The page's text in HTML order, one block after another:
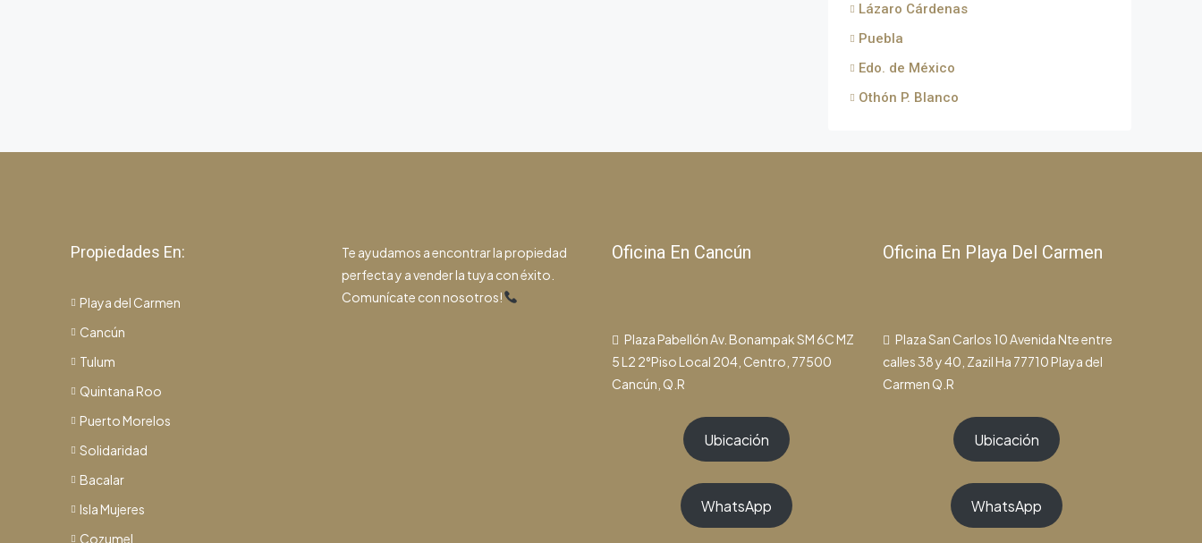
Lázaro Cárdenas
Puebla
Edo. de México
Othón P. Blanco
Propiedades En:
Playa del Carmen
Cancún
Tulum
Quintana Roo
Puerto Morelos
Solidaridad
Bacalar
Isla Mujeres
Cozumel
Te ayudamos a encontrar la propiedad
perfecta y a vender la tuya con éxito.
Comunícate con nosotros!
Oficina En Cancún
Plaza Pabellón Av. Bonampak SM 6C MZ
5 L2 2°Piso Local 204, Centro, 77500
Cancún, Q.R
Ubicación
WhatsApp
Oficina En Playa Del Carmen
Plaza San Carlos 10 Avenida Nte entre
calles 38 y 40, Zazil Ha 77710 Playa del
Carmen Q.R
Ubicación
WhatsApp